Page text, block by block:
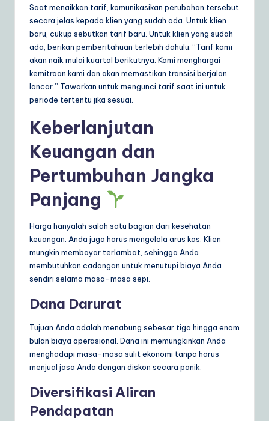
Saat menaikkan tarif, komunikasikan perubahan tersebut
secara jelas kepada klien yang sudah ada. Untuk klien
baru, cukup sebutkan tarif baru. Untuk klien yang sudah
ada, berikan pemberitahuan terlebih dahulu. “Tarif kami
akan naik mulai kuartal berikutnya. Kami menghargai
kemitraan kami dan akan memastikan transisi berjalan
lancar.” Tawarkan untuk mengunci tarif saat ini untuk
periode tertentu jika sesuai.
Keberlanjutan
Keuangan dan
Pertumbuhan Jangka
Panjang
Harga hanyalah salah satu bagian dari kesehatan
keuangan. Anda juga harus mengelola arus kas. Klien
mungkin membayar terlambat, sehingga Anda
membutuhkan cadangan untuk menutupi biaya Anda
sendiri selama masa-masa sepi.
Dana Darurat
Tujuan Anda adalah menabung sebesar tiga hingga enam
bulan biaya operasional. Dana ini memungkinkan Anda
menghadapi masa-masa sulit ekonomi tanpa harus
menjual jasa Anda dengan diskon secara panik.
Diversifikasi Aliran
Pendapatan